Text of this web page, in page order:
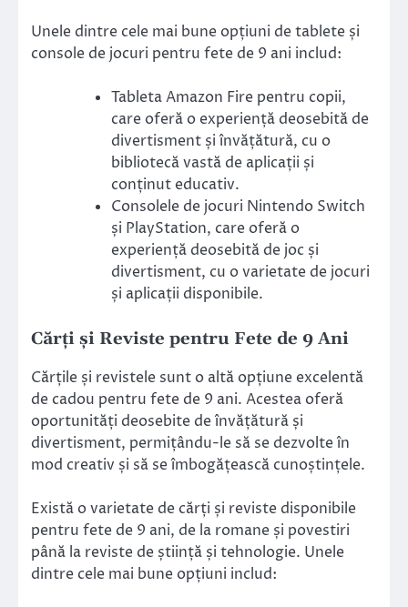
Unele dintre cele mai bune opțiuni de tablete și
console de jocuri pentru fete de 9 ani includ:
Tableta Amazon Fire pentru copii,
care oferă o experiență deosebită de
divertisment și învățătură, cu o
bibliotecă vastă de aplicații și
conținut educativ.
Consolele de jocuri Nintendo Switch
și PlayStation, care oferă o
experiență deosebită de joc și
divertisment, cu o varietate de jocuri
și aplicații disponibile.
Cărți și Reviste pentru Fete de 9 Ani
Cărțile și revistele sunt o altă opțiune excelentă
de cadou pentru fete de 9 ani. Acestea oferă
oportunități deosebite de învățătură și
divertisment, permițându-le să se dezvolte în
mod creativ și să se îmbogățească cunoștințele.
Există o varietate de cărți și reviste disponibile
pentru fete de 9 ani, de la romane și povestiri
până la reviste de știință și tehnologie. Unele
dintre cele mai bune opțiuni includ: